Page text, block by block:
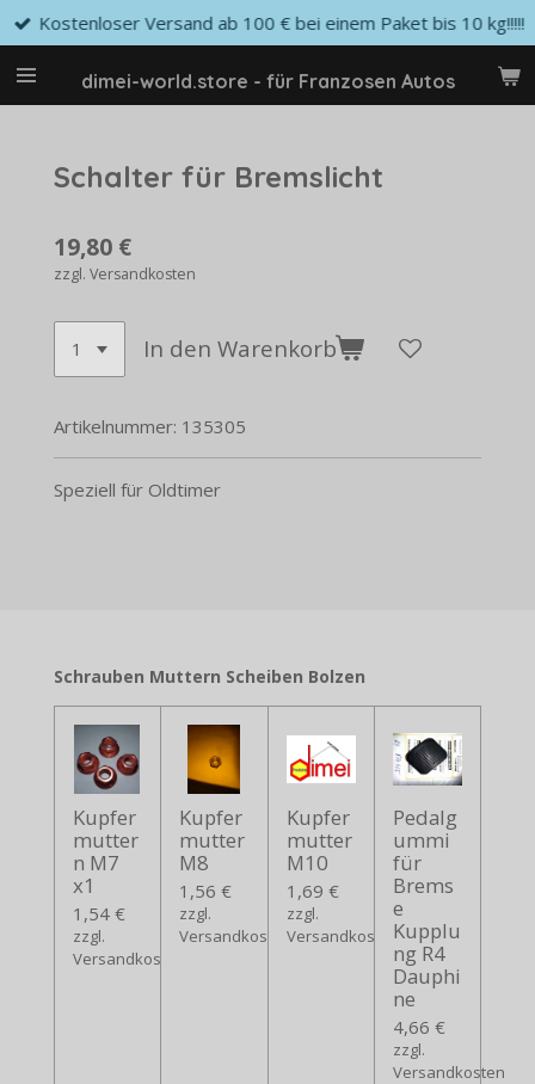
Zum
Hauptinhalt
springendimei-world.store - für Franzosen Autos
Kostenloser Versand ab 100 € bei einem Paket bis 10 kg!!!!!
Schalter für Bremslicht
19,80 €
zzgl. Versandkosten
In den Warenkorb
Artikelnummer: 135305
Speziell für Oldtimer
Schrauben Muttern Scheiben Bolzen
Kupfer
mutter
n M7
x1
1,54 €
zzgl.
Versandkosten
Kupfer
mutter
M8
1,56 €
zzgl.
Versandkosten
Kupfer
mutter
M10
1,69 €
zzgl.
Versandkosten
Pedalg
ummi
für
Brems
e
Kupplu
ng R4
Dauphi
ne
4,66 €
zzgl.
Versandkosten